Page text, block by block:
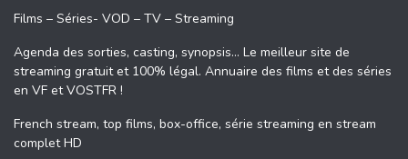
Films – Séries- VOD – TV – Streaming
Agenda des sorties, casting, synopsis… Le meilleur site de
streaming gratuit et 100% légal. Annuaire des films et des séries
en VF et VOSTFR !
French stream, top films, box-office, série streaming en stream
complet HD